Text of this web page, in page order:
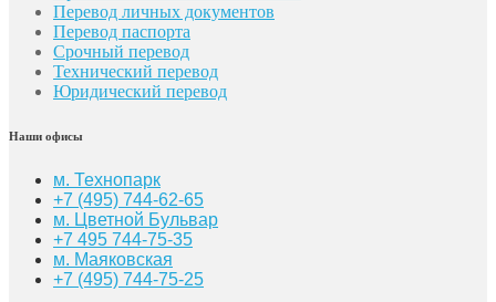
Перевод личных документов
Перевод паспорта
Срочный перевод
Технический перевод
Юридический перевод
Наши офисы
м. Технопарк
+7 (495) 744-62-65
м. Цветной Бульвар
+7 495 744-75-35
м. Маяковская
+7 (495) 744-75-25